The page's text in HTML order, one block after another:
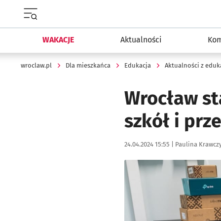
WAKACJE Aktualności
wroclaw.pl Dla mieszkańca Edukacja Aktualności z
Wrocław
szkół i
Data publikacji:
24.04.2024 15:55 | Autor:
Paulina
Kliknij, aby zobaczyć galerię
Kliknij, aby powiększyć